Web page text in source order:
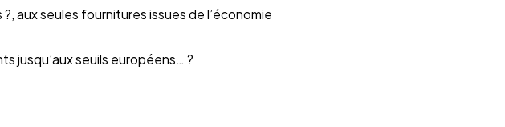
aux seules fournitures issues de l’économie
jusqu’aux seuils européens… ?